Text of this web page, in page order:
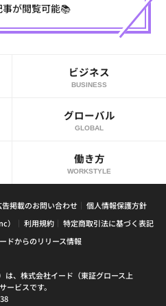
が閲覧可能📚
ビジネス
BUSINESS
グローバル
GLOBAL
働き方
WORKSTYLE
告掲載のお問い合わせ
個人情報保護方針
）
利用規約
特定商取引法に基づく表記
ドからのリリース情報
は、株式会社イード（東証グロース上
ービスです。